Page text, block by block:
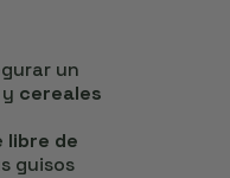
un
cereales
libre de
guisos